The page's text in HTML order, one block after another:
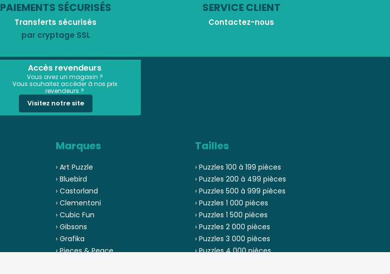
PAIEMENTS SÉCURISÉS
Transferts sécurisés
par cryptage SSL
SERVICE CLIENT
Contactez-nous
Accès revendeurs
Vous avez un magasin ?
Vous souhaitez accéder à nos prix
revendeurs ?
Visitez notre site
Marques
› Art Puzzle
› Bluebird
› Castorland
› Clementoni
› Cubic Fun
› Gibsons
› Grafika
› Pieces & Peace
Tailles
› Puzzles 100 à 199 pièces
› Puzzles 200 à 499 pièces
› Puzzles 500 à 999 pièces
› Puzzles 1 000 pièces
› Puzzles 1 500 pièces
› Puzzles 2 000 pièces
› Puzzles 3 000 pièces
› Puzzles 4 000 pièces